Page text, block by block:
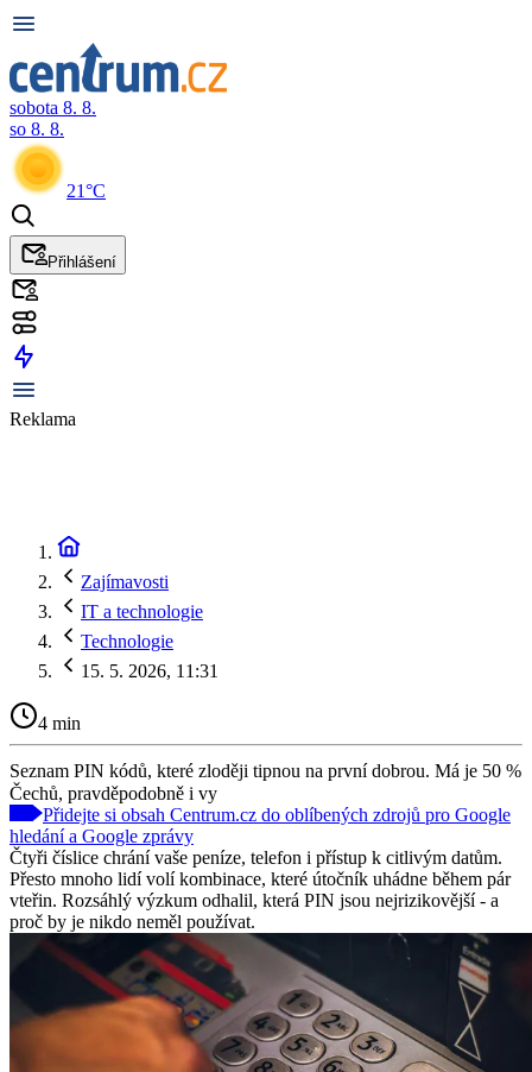
sobota 8. 8.
so 8. 8.
21°C
Přihlášení
Reklama
Zajímavosti
IT a technologie
Technologie
15. 5. 2026, 11:31
4 min
Seznam PIN kódů, které zloději tipnou na první dobrou. Má je 50 %
Čechů, pravděpodobně i vy
Přidejte si obsah Centrum.cz do oblíbených zdrojů pro Google
hledání a Google zprávy
Čtyři číslice chrání vaše peníze, telefon i přístup k citlivým datům.
Přesto mnoho lidí volí kombinace, které útočník uhádne během pár
vteřin. Rozsáhlý výzkum odhalil, která PIN jsou nejrizikovější - a
proč by je nikdo neměl používat.